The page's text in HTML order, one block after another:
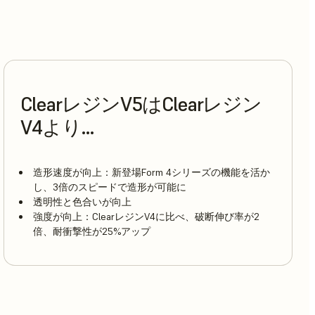
ClearレジンV5はClearレジン
V4より…
造形速度が向上：新登場Form 4シリーズの機能を活か
し、3倍のスピードで造形が可能に
透明性と色合いが向上
強度が向上：ClearレジンV4に比べ、破断伸び率が2
倍、耐衝撃性が25%アップ